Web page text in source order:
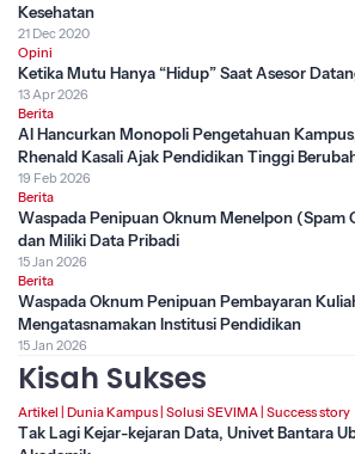
Kesehatan
21 Dec 2020
Opini
Ketika Mutu Hanya “Hidup” Saat Asesor
13 Apr 2026
Berita
AI Hancurkan Monopoli Pengetahuan
Rhenald Kasali Ajak Pendidikan Tinggi
19 Feb 2026
Berita
Waspada Penipuan Oknum Menelpon (Spam
dan Miliki Data Pribadi
15 Jan 2026
Berita
Waspada Oknum Penipuan Pembayaran
Mengatasnamakan Institusi Pendidikan
15 Jan 2026
Kisah Sukses
Artikel Dunia Kampus Solusi SEVIMA Success story
Tak Lagi Kejar-kejaran Data, Univet Bantara